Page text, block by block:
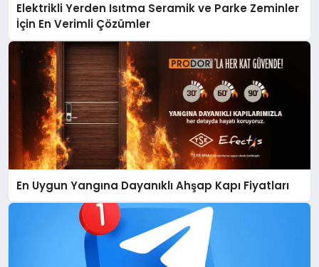
Elektrikli Yerden Isıtma Seramik ve Parke Zeminler
İçin En Verimli Çözümler
En Uygun Yangına Dayanıklı Ahşap Kapı Fiyatları